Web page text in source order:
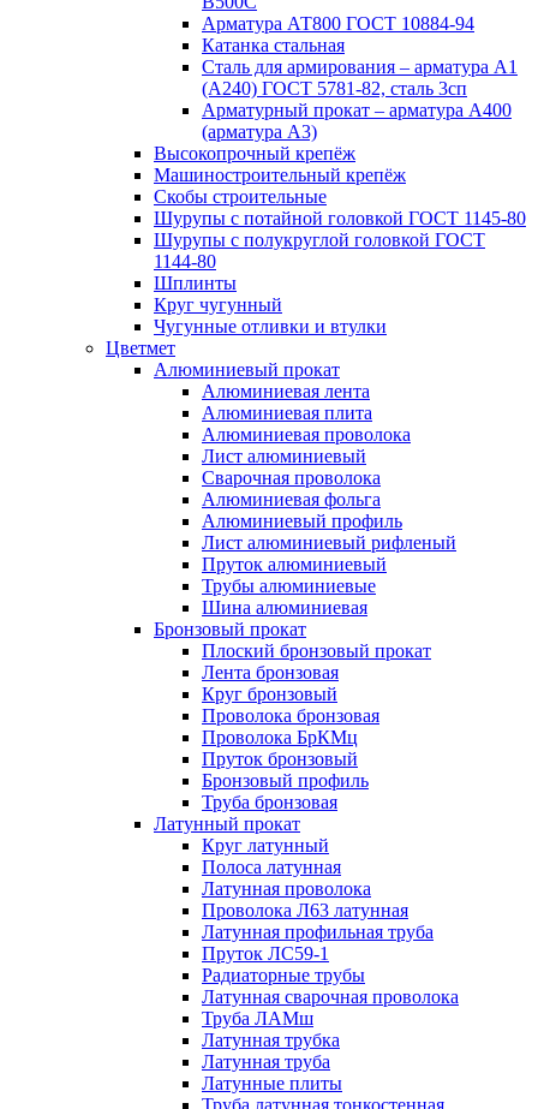
Арматура АТ800 ГОСТ 10884-94
Катанка стальная
Сталь для армирования – арматура А1
(А240) ГОСТ 5781-82, сталь 3сп
Арматурный прокат – арматура А400
(арматура А3)
Высокопрочный крепёж
Машиностроительный крепёж
Скобы строительные
Шурупы с потайной головкой ГОСТ 1145-80
Шурупы с полукруглой головкой ГОСТ
1144-80
Шплинты
Круг чугунный
Чугунные отливки и втулки
Цветмет
Алюминиевый прокат
Алюминиевая лента
Алюминиевая плита
Алюминиевая проволока
Лист алюминиевый
Сварочная проволока
Алюминиевая фольга
Алюминиевый профиль
Лист алюминиевый рифленый
Пруток алюминиевый
Трубы алюминиевые
Шина алюминиевая
Бронзовый прокат
Плоский бронзовый прокат
Лента бронзовая
Круг бронзовый
Проволока бронзовая
Проволока БрКМц
Пруток бронзовый
Бронзовый профиль
Труба бронзовая
Латунный прокат
Круг латунный
Полоса латунная
Латунная проволока
Проволока Л63 латунная
Латунная профильная труба
Пруток ЛС59-1
Радиаторные трубы
Латунная сварочная проволока
Труба ЛАМш
Латунная трубка
Латунная труба
Латунные плиты
Труба латунная тонкостенная